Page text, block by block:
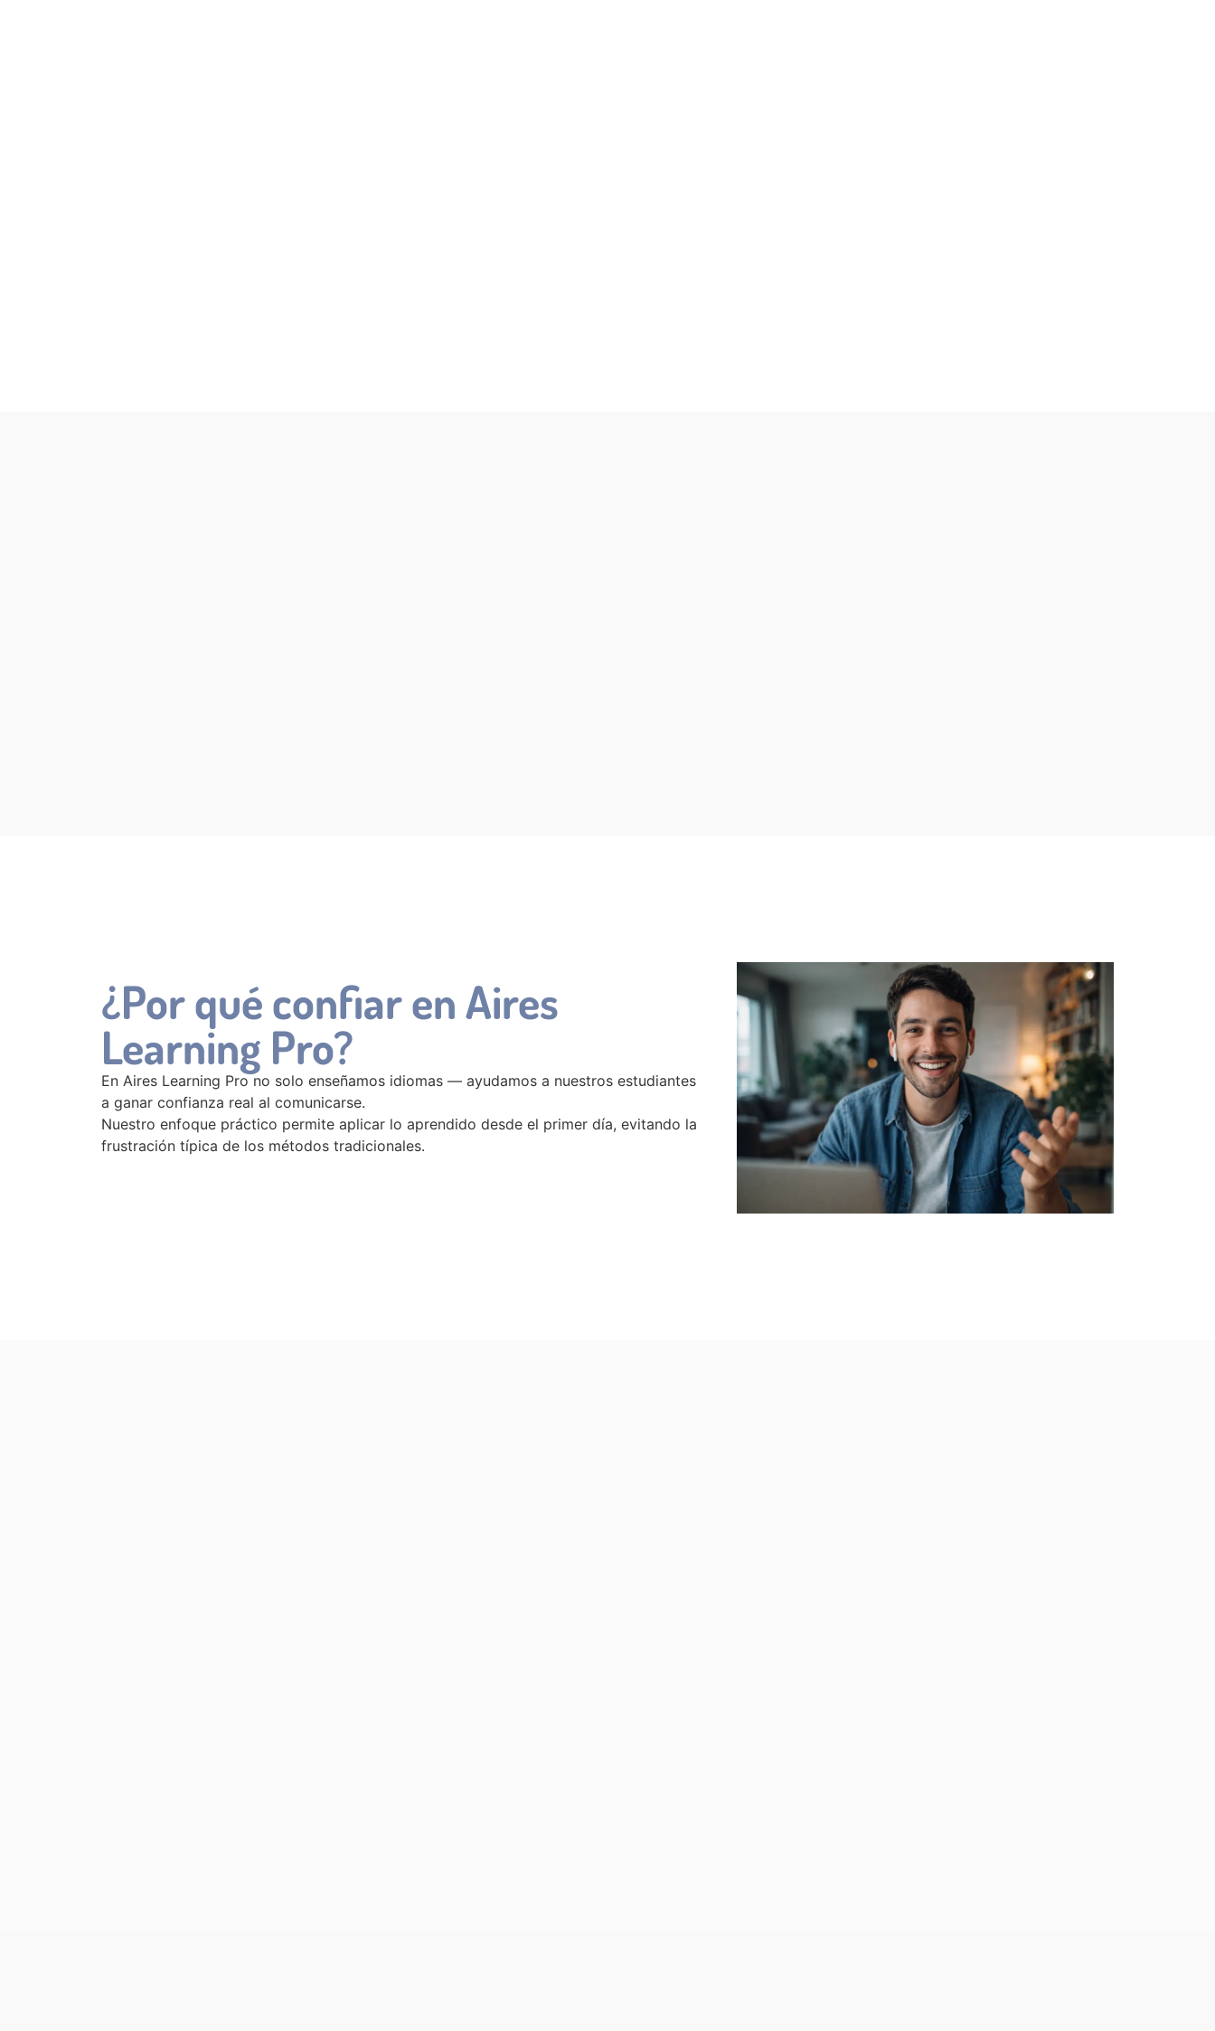
¿Por qué confiar en Aires
Learning Pro?
En Aires Learning Pro no solo enseñamos idiomas — ayudamos a nuestros estudiantes
a ganar confianza real al comunicarse.
Nuestro enfoque práctico permite aplicar lo aprendido desde el primer día, evitando la
frustración típica de los métodos tradicionales.